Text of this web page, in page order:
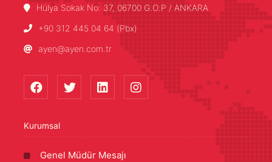
Hülya Sokak No: 37, 06700 G.O.P / ANKARA
+90 312 445 04 64 (Pbx)
ayen@ayen.com.tr
Kurumsal
Genel Müdür Mesajı